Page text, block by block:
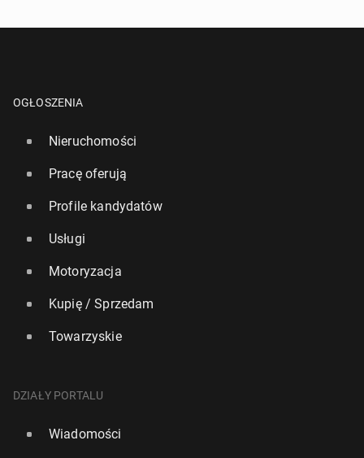
OGŁOSZENIA
Nieruchomości
Pracę oferują
Profile kandydatów
Usługi
Motoryzacja
Kupię / Sprzedam
Towarzyskie
DZIAŁY PORTALU
Wiadomości